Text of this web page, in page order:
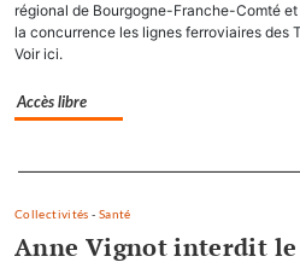
régional de Bourgogne-Franche-Comté
la concurrence les lignes ferroviaires des
Voir ici.
Accès libre
Separateur
Collectivités - Santé
Anne Vignot interdit